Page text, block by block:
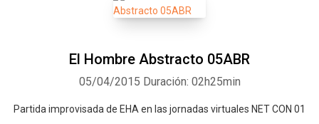
El Hombre Abstracto 05ABR
05/04/2015 Duración: 02h25min
Partida improvisada de EHA en las jornadas virtuales NET CON 01